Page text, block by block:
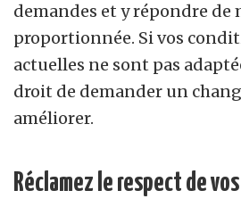
demandes et y répondre de
proportionnée. Si vos
actuelles ne sont pas
droit de demander un
améliorer.
Réclamez le respect de